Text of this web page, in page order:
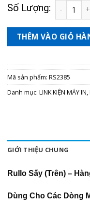
Số Lượng:
Rullo
THÊM VÀO GIỎ
Mã sản phẩm: RS2385
Danh mục: LINK KIỆN MÁY IN,
GIỚI THIỆU CHUNG
Rullo Sấy (Trên) –
Dùng Cho Các Dòng